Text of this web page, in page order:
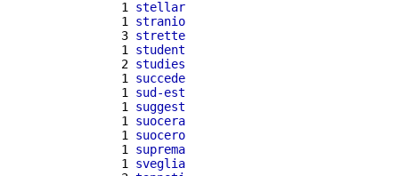
  1
stellar
  1
stranio
  3
strette
  1
student
  2
studies
  1
succede
  1
sud-est
  1
suggest
  1
suocera
  1
suocero
  1
suprema
  1
sveglia